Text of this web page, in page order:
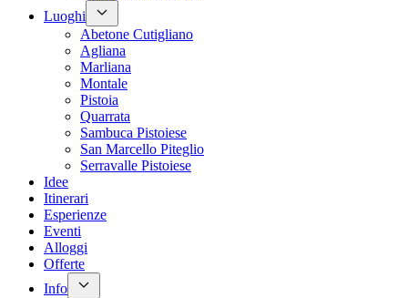
Luoghi
Abetone Cutigliano
Agliana
Marliana
Montale
Pistoia
Quarrata
Sambuca Pistoiese
San Marcello Piteglio
Serravalle Pistoiese
Idee
Itinerari
Esperienze
Eventi
Alloggi
Offerte
Info